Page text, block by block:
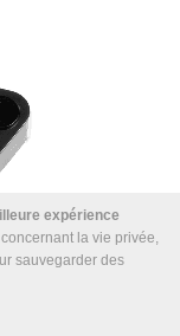
expérience
la vie privée,
sauvegarder des